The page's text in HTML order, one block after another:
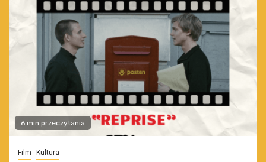
6 min przeczytania
Film Kultura